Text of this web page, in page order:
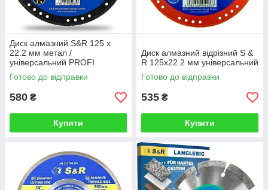
Диск алмазний S&R 125 x
22.2 мм метал /
універсальний PROFI
Готово до відправки
580 ₴
Купити
Диск алмазний відрізний S &
R 125x22.2 мм універсальний
Готово до відправки
535 ₴
Купити